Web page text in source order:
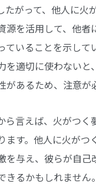
たがって、他人に火
源を活用して、他者
ていることを示して
を適切に使わないと
あるため、注意が
ら言えば、火がつく
す。他人に火がつ
を与え、彼らが自己
きるかもしれません